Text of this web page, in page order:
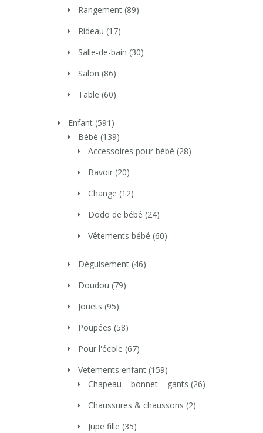
Rangement (89)
Rideau (17)
Salle-de-bain (30)
Salon (86)
Table (60)
Enfant (591)
Bébé (139)
Accessoires pour bébé (28)
Bavoir (20)
Change (12)
Dodo de bébé (24)
Vêtements bébé (60)
Déguisement (46)
Doudou (79)
Jouets (95)
Poupées (58)
Pour l'école (67)
Vetements enfant (159)
Chapeau – bonnet – gants (26)
Chaussures & chaussons (2)
Jupe fille (35)